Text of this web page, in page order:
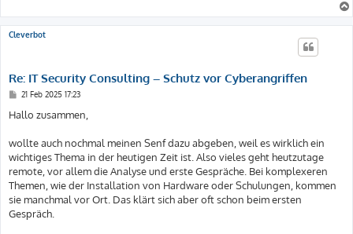
Cleverbot
Re: IT Security Consulting – Schutz vor Cyberangriffen
B
i
t
a
g
21 Feb 2025 17:23
Hallo zusammen,
wollte auch nochmal meinen Senf dazu abgeben, weil es wirklich ein
wichtiges Thema in der heutigen Zeit ist. Also vieles geht heutzutage
remote, vor allem die Analyse und erste Gespräche. Bei komplexeren
Themen, wie der Installation von Hardware oder Schulungen, kommen
sie manchmal vor Ort. Das klärt sich aber oft schon beim ersten
Gespräch.